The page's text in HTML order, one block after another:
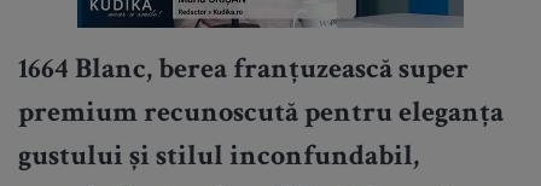
1664 Blanc, berea franțuzească super
premium recunoscută pentru eleganța
gustului și stilul inconfundabil,